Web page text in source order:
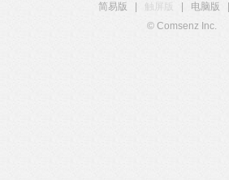
简易版
触屏版 电脑版
© Comsenz Inc.